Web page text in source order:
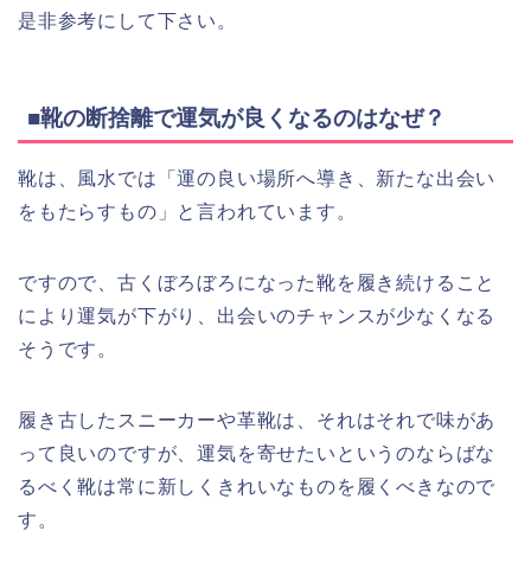
是非参考にして下さい。
■靴の断捨離で運気が良くなるのはなぜ？
靴は、風水では「運の良い場所へ導き、新たな出会い
をもたらすもの」と言われています。
ですので、古くぼろぼろになった靴を履き続けること
により運気が下がり、出会いのチャンスが少なくなる
そうです。
履き古したスニーカーや革靴は、それはそれで味があ
って良いのですが、運気を寄せたいというのならばな
るべく靴は常に新しくきれいなものを履くべきなので
す。